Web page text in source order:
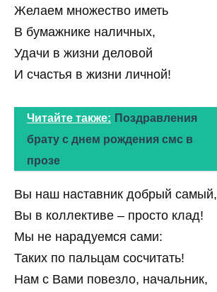
Желаем множество иметь
В бумажнике наличных,
Удачи в жизни деловой
И счастья в жизни личной!
Читайте также: Поздравления
брату с днем рождения смс в
прозе
Вы наш наставник добрый самый,
Вы в коллективе – просто клад!
Мы не нарадуемся сами:
Таких по пальцам сосчитать!
Нам с Вами повезло, начальник,